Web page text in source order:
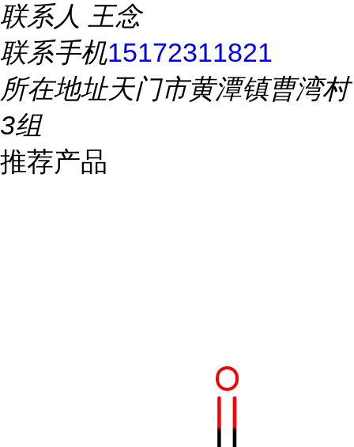
联系人 王念
联系手机15172311821
所在地址天门市黄潭镇曹湾村
3组
推荐产品